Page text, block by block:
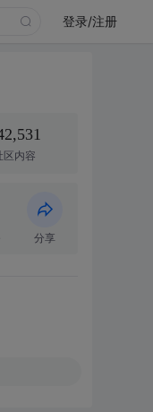
登录/注册
区内容
分享